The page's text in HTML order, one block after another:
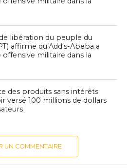
libération du peuple du
affirme qu’Addis-Abeba a
offensive militaire dans la
des produits sans intérêts
versé 100 millions de dollars
UN COMMENTAIRE